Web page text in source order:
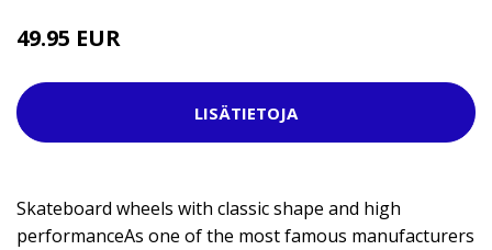
49.95 EUR
LISÄTIETOJA
Skateboard wheels with classic shape and high
performanceAs one of the most famous manufacturers